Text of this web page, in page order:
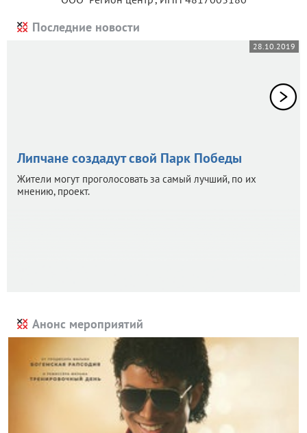
Последние новости
28.10.2019
Липчане создадут свой Парк Победы
Жители могут проголосовать за самый лучший, по их
мнению, проект.
Анонс мероприятий